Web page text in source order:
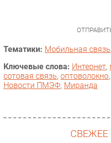
Тематики: Мобильная связь
Ключевые слова: Интернет,
сотовая связь, оптоволокно,
Новости ПМЭФ, Миранда
СВЕЖЕЕ